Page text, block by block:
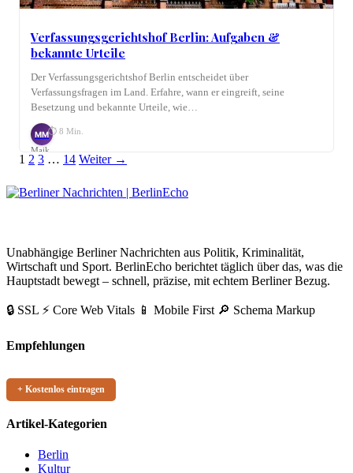
Verfassungsgerichtshof Berlin: Aufgaben &
bekannte Urteile
Der Verfassungsgerichtshof Berlin entscheidet über
Verfassungsfragen im Land. Erfahre, wann er eingreift, seine
Besetzung und bekannte Urteile, wie…
MM
Maik
Möhring
⏱ 8 Min.
Seitennummerierung
der
Beiträge
1 2 Link
3Link
… 14Link
Weiter →
Unabhängige Berliner Nachrichten aus Politik, Kriminalität,
Wirtschaft und Sport. BerlinEcho berichtet täglich über das, was die
Hauptstadt bewegt – schnell, präzise, mit echtem Berliner Bezug.
🔒 SSL ⚡ Core Web Vitals 📱 Mobile First 🔎 Schema Markup
Empfehlungen
+ Kostenlos eintragen
Artikel-Kategorien
Berlin
Kultur